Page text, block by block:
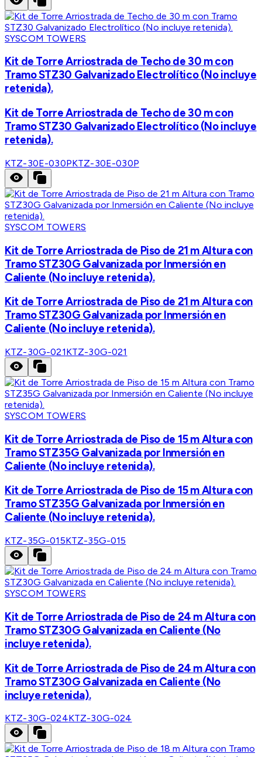
SYSCOM TOWERS
Kit de Torre Arriostrada de Techo de 30 m con
Tramo STZ30 Galvanizado Electrolítico (No incluye
retenida).
Kit de Torre Arriostrada de Techo de 30 m con
Tramo STZ30 Galvanizado Electrolítico (No incluye
retenida).
KTZ-30E-030PKTZ-30E-030P
SYSCOM TOWERS
Kit de Torre Arriostrada de Piso de 21 m Altura con
Tramo STZ30G Galvanizada por Inmersión en
Caliente (No incluye retenida).
Kit de Torre Arriostrada de Piso de 21 m Altura con
Tramo STZ30G Galvanizada por Inmersión en
Caliente (No incluye retenida).
KTZ-30G-021KTZ-30G-021
SYSCOM TOWERS
Kit de Torre Arriostrada de Piso de 15 m Altura con
Tramo STZ35G Galvanizada por Inmersión en
Caliente (No incluye retenida).
Kit de Torre Arriostrada de Piso de 15 m Altura con
Tramo STZ35G Galvanizada por Inmersión en
Caliente (No incluye retenida).
KTZ-35G-015KTZ-35G-015
SYSCOM TOWERS
Kit de Torre Arriostrada de Piso de 24 m Altura con
Tramo STZ30G Galvanizada en Caliente (No
incluye retenida).
Kit de Torre Arriostrada de Piso de 24 m Altura con
Tramo STZ30G Galvanizada en Caliente (No
incluye retenida).
KTZ-30G-024KTZ-30G-024